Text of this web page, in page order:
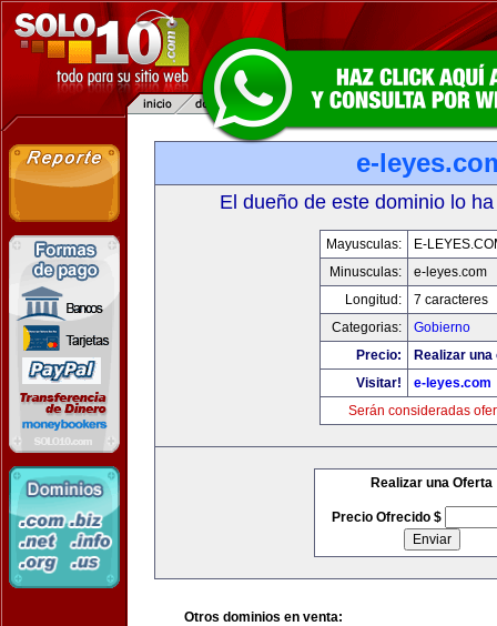
e-
El dueño de este dominio lo
Mayusculas:
E-
Minusculas:
e-leyes.com
Longitud:
7 caracteres
Categorias:
Gobierno
Precio:
Realizar
Visitar!
e-leyes.com
Serán consideradas
Realizar una Oferta
Precio Ofrecido $
Otros dominios en venta: